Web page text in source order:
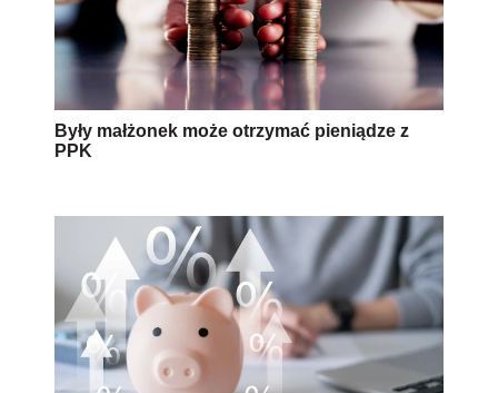
Były małżonek może otrzymać pieniądze z
PPK